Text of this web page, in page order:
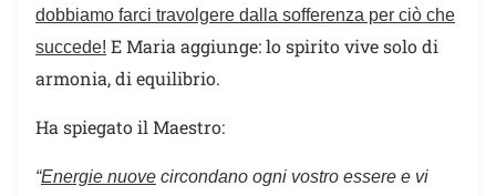
dobbiamo farci travolgere dalla sofferenza per ciò che
succede! E Maria aggiunge: lo spirito vive solo di
armonia, di equilibrio.
Ha spiegato il Maestro:
“Energie nuove circondano ogni vostro essere e vi